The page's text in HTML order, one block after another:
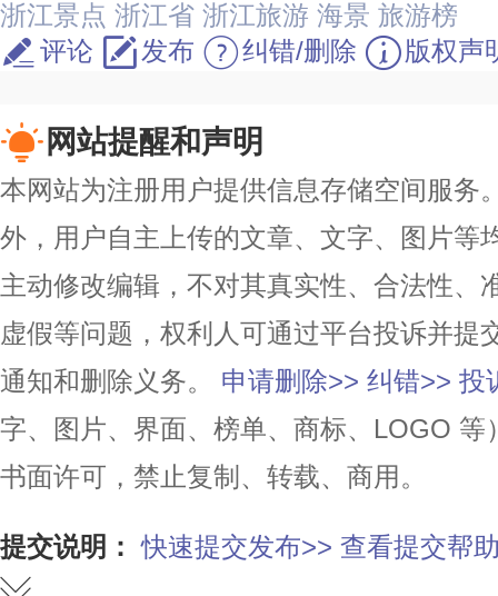
浙江景点 浙江省 浙江旅游 海景 旅游榜
评论
发布 纠错/删除 版权声
网站提醒和声明
本网站为注册用户提供信息存储空间服务
外，用户自主上传的文章、文字、图片等
主动修改编辑，不对其真实性、合法性、
虚假等问题，权利人可通过平台投诉并提
通知和删除义务。
申请删除>> 纠错>> 投
字、图片、界面、榜单、商标、LOGO
书面许可，禁止复制、转载、商用。
提交说明： 快速提交发布>> 查看提交帮